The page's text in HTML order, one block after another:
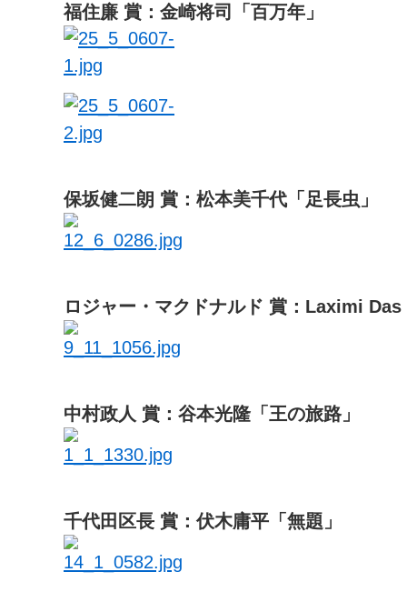
福住廉 賞：金崎将司「百万年」
保坂健二朗 賞：松本美千代「足長虫」
ロジャー・マクドナルド 賞：Laximi
中村政人 賞：谷本光隆「王の旅路」
千代田区長 賞：伏木庸平「無題」